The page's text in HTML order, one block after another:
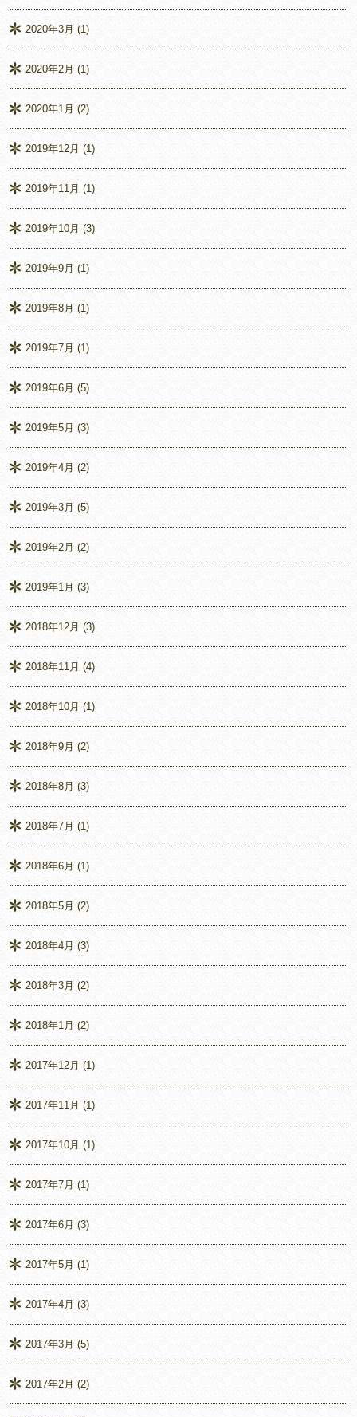
2020年3月 (1)
2020年2月 (1)
2020年1月 (2)
2019年12月 (1)
2019年11月 (1)
2019年10月 (3)
2019年9月 (1)
2019年8月 (1)
2019年7月 (1)
2019年6月 (5)
2019年5月 (3)
2019年4月 (2)
2019年3月 (5)
2019年2月 (2)
2019年1月 (3)
2018年12月 (3)
2018年11月 (4)
2018年10月 (1)
2018年9月 (2)
2018年8月 (3)
2018年7月 (1)
2018年6月 (1)
2018年5月 (2)
2018年4月 (3)
2018年3月 (2)
2018年1月 (2)
2017年12月 (1)
2017年11月 (1)
2017年10月 (1)
2017年7月 (1)
2017年6月 (3)
2017年5月 (1)
2017年4月 (3)
2017年3月 (5)
2017年2月 (2)